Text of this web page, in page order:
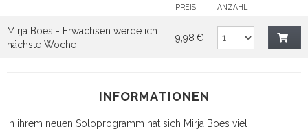
PREIS ANZAHL
Mirja Boes - Erwachsen werde ich
nächste Woche
9,98 €
INFORMATIONEN
In ihrem neuen Soloprogramm hat sich Mirja Boes viel